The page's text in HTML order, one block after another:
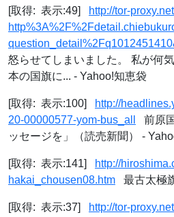
[取得: 表示:49]
http://tor-
怒らせてしまいました。 私が何
本の国旗に... - Yahoo!知恵袋
[取得: 表示:100]
http://
20-00000577-yom-bus_all
前原
ッセージを」（読売新聞） -
[取得: 表示:141]
http://
hakai_chousen08.htm 最古太極
[取得: 表示:37]
http://tor-